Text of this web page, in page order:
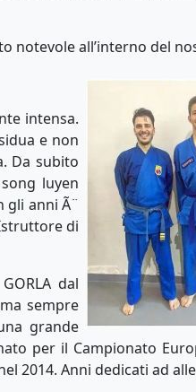
notevole all’interno del
intensa.
e non
Da subito
luyen
gli anni Ã¨
di
dal
sempre
grande
per il Campionato
2014. Anni dedicati ad